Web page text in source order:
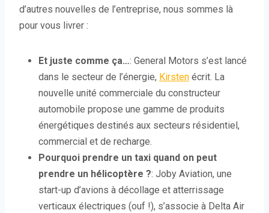
d’autres nouvelles de l’entreprise, nous sommes là
pour vous livrer :
Et juste comme ça…: General Motors s’est lancé
dans le secteur de l’énergie, Kirsten écrit. La
nouvelle unité commerciale du constructeur
automobile propose une gamme de produits
énergétiques destinés aux secteurs résidentiel,
commercial et de recharge.
Pourquoi prendre un taxi quand on peut
prendre un hélicoptère ?: Joby Aviation, une
start-up d’avions à décollage et atterrissage
verticaux électriques (ouf !), s’associe à Delta Air